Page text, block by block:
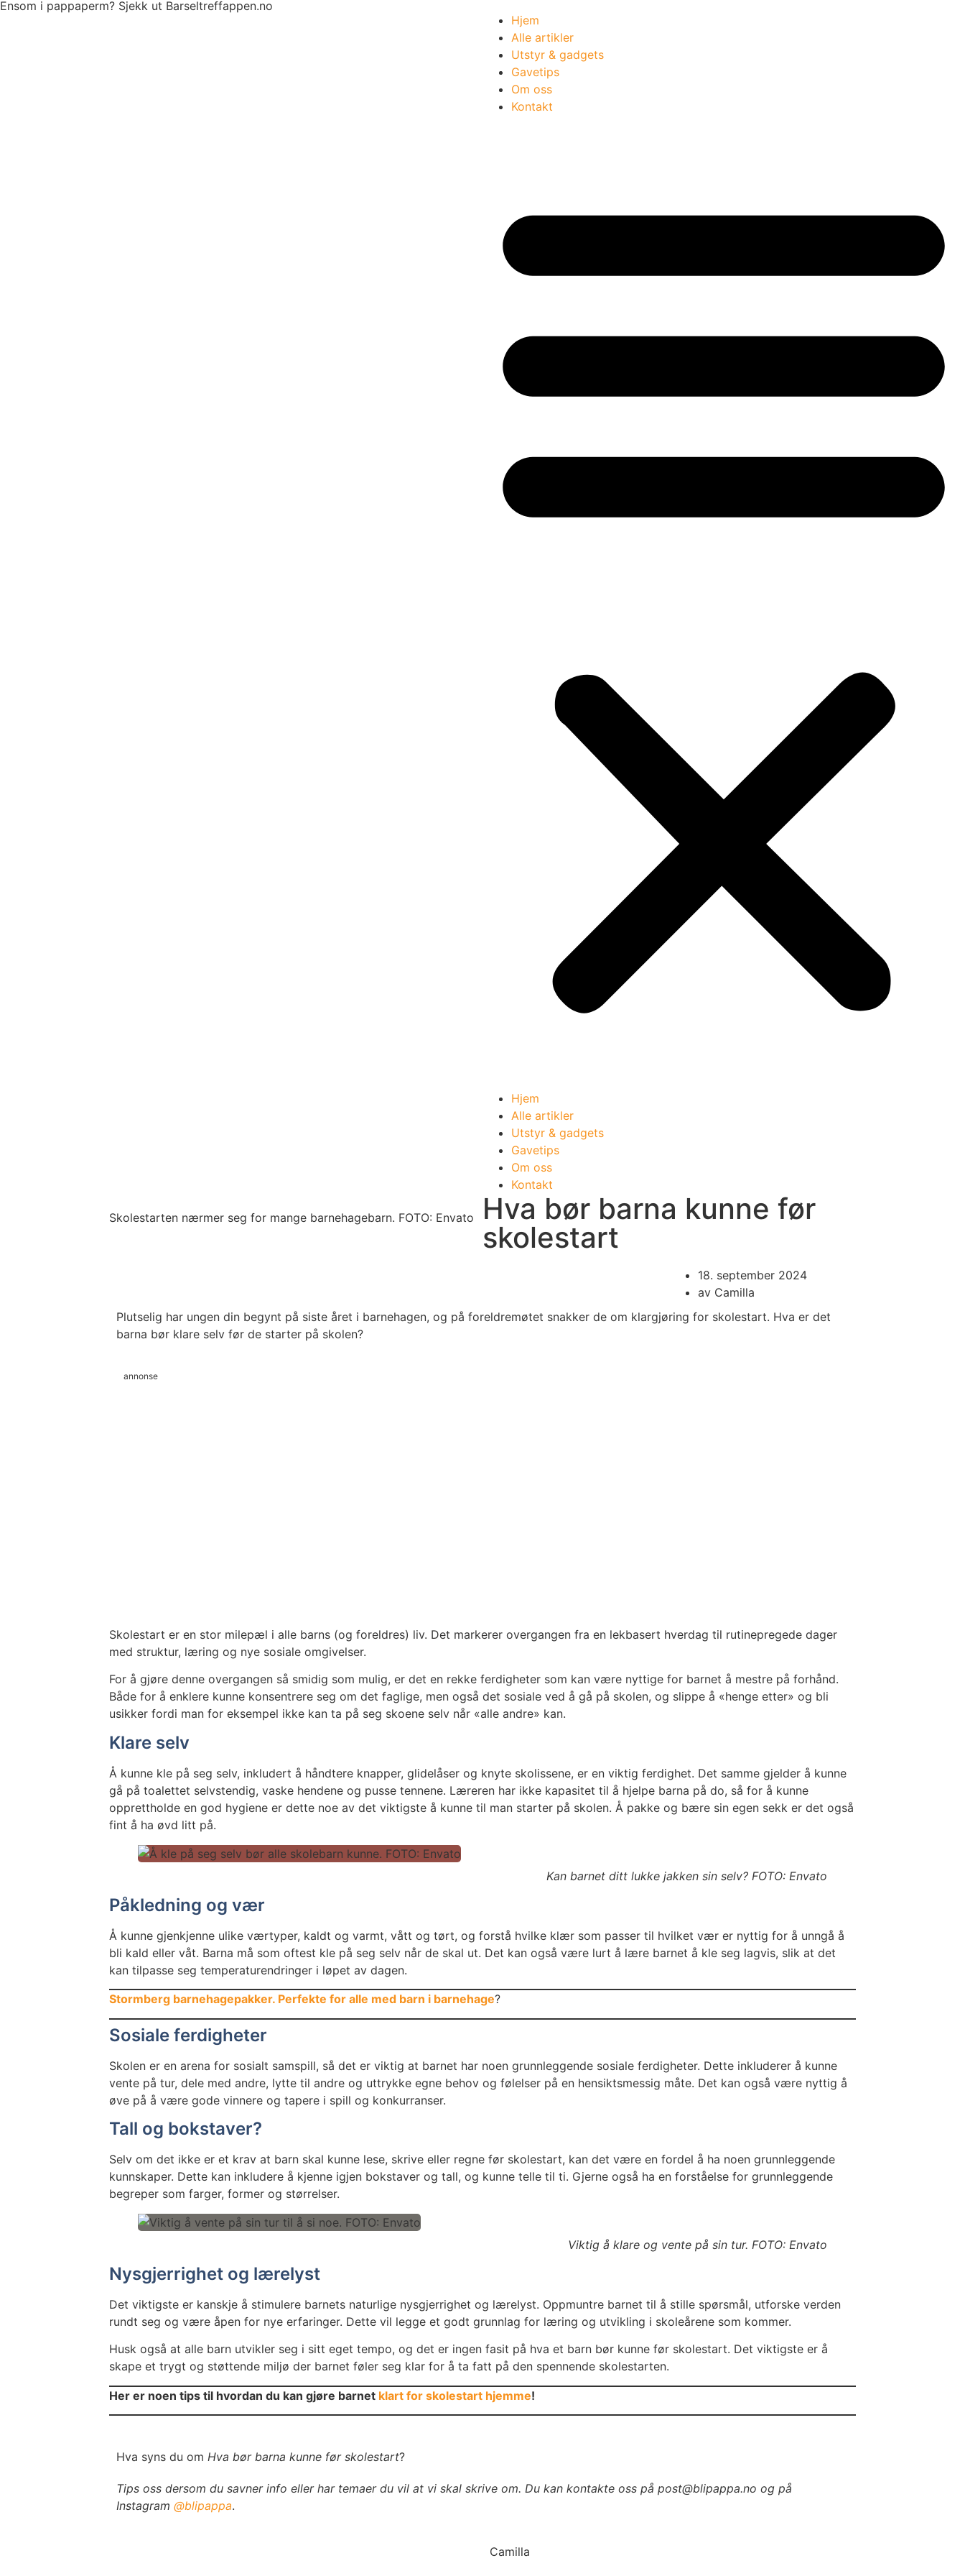
Ensom i pappaperm? Sjekk ut Barseltreffappen.no
Hjem
Alle artikler
Utstyr & gadgets
Gavetips
Om oss
Kontakt
Hjem
Alle artikler
Utstyr & gadgets
Gavetips
Om oss
Kontakt
Skolestarten nærmer seg for mange barnehagebarn. FOTO: Envato
Hva bør barna kunne før
skolestart
18. september 2024
av Camilla
Plutselig har ungen din begynt på siste året i barnehagen, og på foreldremøtet snakker de om klargjøring for skolestart. Hva er det
barna bør klare selv før de starter på skolen?
annonse
Skolestart er en stor milepæl i alle barns (og foreldres) liv. Det markerer overgangen fra en lekbasert hverdag til rutinepregede dager
med struktur, læring og nye sosiale omgivelser.
For å gjøre denne overgangen så smidig som mulig, er det en rekke ferdigheter som kan være nyttige for barnet å mestre på forhånd.
Både for å enklere kunne konsentrere seg om det faglige, men også det sosiale ved å gå på skolen, og slippe å «henge etter» og bli
usikker fordi man for eksempel ikke kan ta på seg skoene selv når «alle andre» kan.
Klare selv
Å kunne kle på seg selv, inkludert å håndtere knapper, glidelåser og knyte skolissene, er en viktig ferdighet. Det samme gjelder å kunne
gå på toalettet selvstendig, vaske hendene og pusse tennene. Læreren har ikke kapasitet til å hjelpe barna på do, så for å kunne
opprettholde en god hygiene er dette noe av det viktigste å kunne til man starter på skolen. Å pakke og bære sin egen sekk er det også
fint å ha øvd litt på.
Kan barnet ditt lukke jakken sin selv? FOTO: Envato
Påkledning og vær
Å kunne gjenkjenne ulike værtyper, kaldt og varmt, vått og tørt, og forstå hvilke klær som passer til hvilket vær er nyttig for å unngå å
bli kald eller våt. Barna må som oftest kle på seg selv når de skal ut. Det kan også være lurt å lære barnet å kle seg lagvis, slik at det
kan tilpasse seg temperaturendringer i løpet av dagen.
Stormberg barnehagepakker. Perfekte for alle med barn i barnehage?
Sosiale ferdigheter
Skolen er en arena for sosialt samspill, så det er viktig at barnet har noen grunnleggende sosiale ferdigheter. Dette inkluderer å kunne
vente på tur, dele med andre, lytte til andre og uttrykke egne behov og følelser på en hensiktsmessig måte. Det kan også være nyttig å
øve på å være gode vinnere og tapere i spill og konkurranser.
Tall og bokstaver?
Selv om det ikke er et krav at barn skal kunne lese, skrive eller regne før skolestart, kan det være en fordel å ha noen grunnleggende
kunnskaper. Dette kan inkludere å kjenne igjen bokstaver og tall, og kunne telle til ti. Gjerne også ha en forståelse for grunnleggende
begreper som farger, former og størrelser.
Viktig å klare og vente på sin tur. FOTO: Envato
Nysgjerrighet og lærelyst
Det viktigste er kanskje å stimulere barnets naturlige nysgjerrighet og lærelyst. Oppmuntre barnet til å stille spørsmål, utforske verden
rundt seg og være åpen for nye erfaringer. Dette vil legge et godt grunnlag for læring og utvikling i skoleårene som kommer.
Husk også at alle barn utvikler seg i sitt eget tempo, og det er ingen fasit på hva et barn bør kunne før skolestart. Det viktigste er å
skape et trygt og støttende miljø der barnet føler seg klar for å ta fatt på den spennende skolestarten.
Her er noen tips til hvordan du kan gjøre barnet klart for skolestart hjemme!
Hva syns du om Hva bør barna kunne før skolestart?
Tips oss dersom du savner info eller har temaer du vil at vi skal skrive om. Du kan kontakte oss på post@blipappa.no og på
Instagram @blipappa.
Camilla